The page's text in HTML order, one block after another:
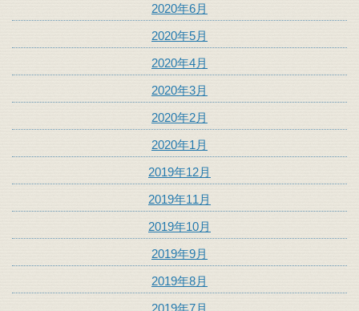
2020年6月
2020年5月
2020年4月
2020年3月
2020年2月
2020年1月
2019年12月
2019年11月
2019年10月
2019年9月
2019年8月
2019年7月